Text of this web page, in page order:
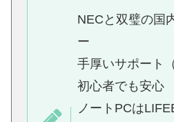
NECと双璧の国
ー
手厚いサポート
初心者でも安心
ノートPCは